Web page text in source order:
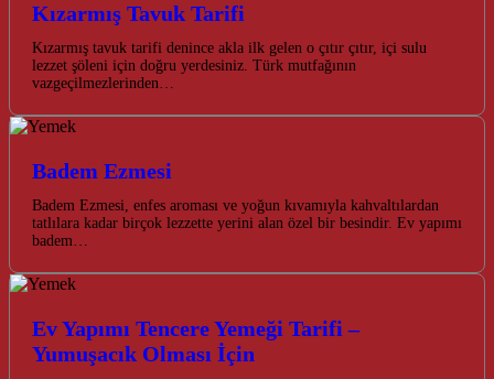
Kızarmış Tavuk Tarifi
Kızarmış tavuk tarifi denince akla ilk gelen o çıtır çıtır, içi sulu
lezzet şöleni için doğru yerdesiniz. Türk mutfağının
vazgeçilmezlerinden…
Badem Ezmesi
Badem Ezmesi, enfes aroması ve yoğun kıvamıyla kahvaltılardan
tatlılara kadar birçok lezzette yerini alan özel bir besindir. Ev yapımı
badem…
Ev Yapımı Tencere Yemeği Tarifi –
Yumuşacık Olması İçin